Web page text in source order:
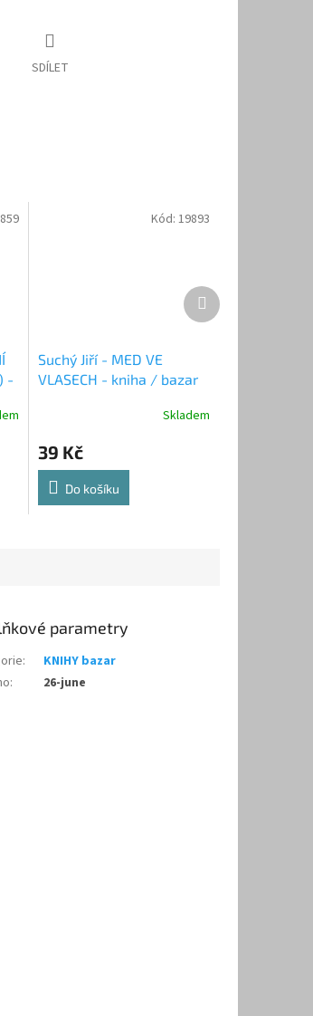
SDÍLET
-
Suchý Jiří - MED VE
VLASECH - kniha / bazar
Skladem
39 Kč
Do košíku
Kód: 19893
Další
produkt
parametry
:
KNIHY bazar
: 26-june